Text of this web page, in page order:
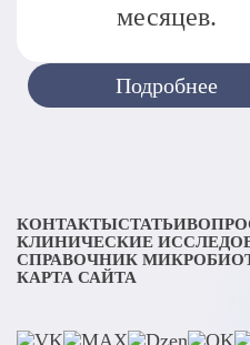
Подробнее
месяцев.
КОНТАКТЫСТАТЬИ
КЛИНИЧЕСКИЕ
СПРАВОЧНИК
КАРТА САЙТА